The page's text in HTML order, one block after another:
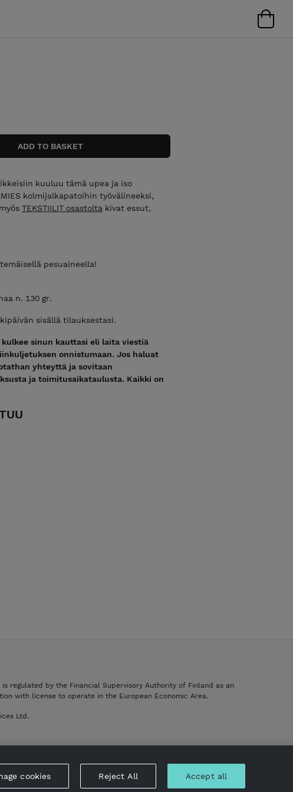
kuuluu tämä upea ja iso
kolmijalkapatoihin työvälineeksi,
TEKSTIILIT osastolta kivat essut,
pesuaineella!
n. 130 gr.
sisällä tilauksestasi.
sinun kauttasi eli laita viestiä
onnistumaan. Jos haluat
yhteyttä ja sovitaan
ja toimitusaikataulusta. Kaikki on
is regulated by the Financial Supervisory Authority of Finland as an
with license to operate in the European Economic Area.
Ltd.
cookies Reject All Accept all